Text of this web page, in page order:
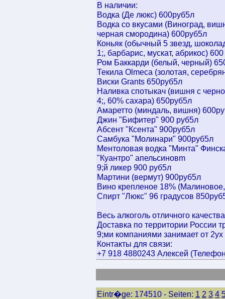
В наличии:
Водка (Де люкс) 600руб5л
Водка со вкусами (Виноград,
черная смородина) 600руб5л
Коньяк (обычный 5 звезд,
1;, барбарис, мускат, абрикос)
Ром Баккарди (белый, черный)
Текила Olmeca (золотая,
Виски Grants 650руб5л
Наливка спотыкач (вишня с
4;, 60% сахара) 650руб5л
Амаретто (миндаль, вишня)
Джин "Бифитер" 900 руб5л
Абсент "Ксента" 900руб5л
Самбука "Молинари" 900руб5л
Ментоловая водка "Минта"
"Куантро" апельсиновm
9;й ликер 900 руб5л
Мартини (вермут) 900руб5л
Вино крепленое 18%
Спирт "Люкс" 96 градусов
Весь алкоголь отличного
Доставка по территории России
9;ми компаниями занимает от
Контакты для связи:
+7 918 4880243 Алексей
Eintr�ge: 174510 - Seiten: 1 2 3 4